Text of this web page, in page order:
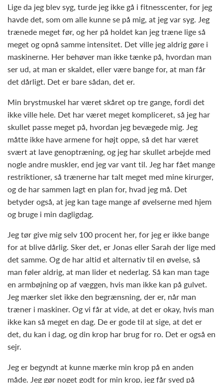
Lige da jeg blev syg, turde jeg ikke gå i fitnesscenter, for jeg
havde det, som om alle kunne se på mig, at jeg var syg. Jeg
trænede meget før, og her på holdet kan jeg træne lige så
meget og opnå samme intensitet. Det ville jeg aldrig gøre i
maskinerne. Her behøver man ikke tænke på, hvordan man
ser ud, at man er skaldet, eller være bange for, at man får
det dårligt. Det er bare sådan, det er.
Min brystmuskel har været skåret op tre gange, fordi det
ikke ville hele. Det har været meget kompliceret, så jeg har
skullet passe meget på, hvordan jeg bevægede mig. Jeg
måtte ikke have armene for højt oppe, så det har været
svært at lave genoptræning, og jeg har skullet arbejde med
nogle andre muskler, end jeg var vant til. Jeg har fået mange
restriktioner, så trænerne har talt meget med mine kirurger,
og de har sammen lagt en plan for, hvad jeg må. Det
betyder også, at jeg kan tage mange af øvelserne med hjem
og bruge i min dagligdag.
Jeg tør give mig selv 100 procent her, for jeg er ikke bange
for at blive dårlig. Sker det, er Jonas eller Sarah der lige med
det samme. Og de har altid et alternativ til en øvelse, så
man føler aldrig, at man lider et nederlag. Så kan man tage
en armbøjning op af væggen, hvis man ikke kan på gulvet.
Jeg mærker slet ikke den begrænsning, der er, når man
træner i maskiner. Og vi får at vide, at det er okay, hvis man
ikke kan så meget en dag. De er gode til at sige, at det er
det, du kan i dag, og din krop har brug for ro. Det er også en
sejr.
Jeg er begyndt at kunne mærke min krop på en anden
måde. Jeg gør noget godt for min krop, jeg får sved på